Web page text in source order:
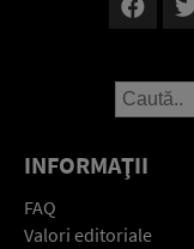
INFORMAŢII
FAQ
Valori editoriale